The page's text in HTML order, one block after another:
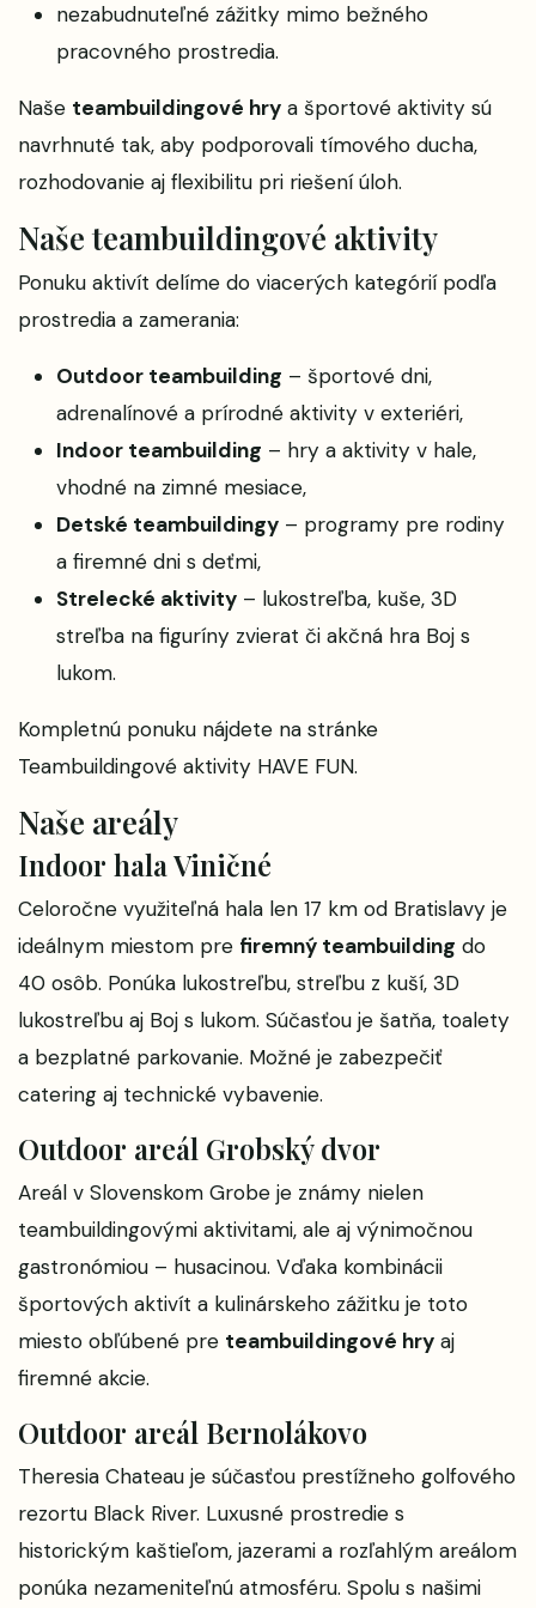
nezabudnuteľné zážitky mimo bežného
pracovného prostredia.
Naše teambuildingové hry a športové aktivity sú
navrhnuté tak, aby podporovali tímového ducha,
rozhodovanie aj flexibilitu pri riešení úloh.
Naše teambuildingové aktivity
Ponuku aktivít delíme do viacerých kategórií podľa
prostredia a zamerania:
Outdoor teambuilding – športové dni,
adrenalínové a prírodné aktivity v exteriéri,
Indoor teambuilding – hry a aktivity v hale,
vhodné na zimné mesiace,
Detské teambuildingy – programy pre rodiny
a firemné dni s deťmi,
Strelecké aktivity – lukostreľba, kuše, 3D
streľba na figuríny zvierat či akčná hra Boj s
lukom.
Kompletnú ponuku nájdete na stránke
Teambuildingové aktivity HAVE FUN.
Naše areály
Indoor hala Viničné
Celoročne využiteľná hala len 17 km od Bratislavy je
ideálnym miestom pre firemný teambuilding do
40 osôb. Ponúka lukostreľbu, streľbu z kuší, 3D
lukostreľbu aj Boj s lukom. Súčasťou je šatňa, toalety
a bezplatné parkovanie. Možné je zabezpečiť
catering aj technické vybavenie.
Outdoor areál Grobský dvor
Areál v Slovenskom Grobe je známy nielen
teambuildingovými aktivitami, ale aj výnimočnou
gastronómiou – husacinou. Vďaka kombinácii
športových aktivít a kulinárskeho zážitku je toto
miesto obľúbené pre teambuildingové hry aj
firemné akcie.
Outdoor areál Bernolákovo
Theresia Chateau je súčasťou prestížneho golfového
rezortu Black River. Luxusné prostredie s
historickým kaštieľom, jazerami a rozľahlým areálom
ponúka nezameniteľnú atmosféru. Spolu s našimi